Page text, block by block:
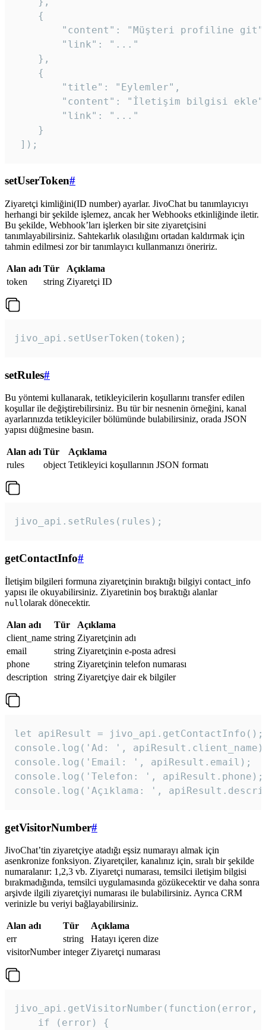
    {
"content": "Müşteri profiline
        "link": "..."
    },
    {
        "title": "Eylemler",
"content": "İletişim bilgisi
        "link": "..."
    }
]);
setUserToken#
Ziyaretçi kimliğini(ID number) ayarlar. JivoChat bu tanımlayıcıyı
herhangi bir şekilde işlemez, ancak her Webhooks etkinliğinde iletir.
Bu şekilde, Webhook’ları işlerken bir site ziyaretçisini
tanımlayabilirsiniz. Sahtekarlık olasılığını ortadan kaldırmak için
tahmin edilmesi zor bir tanımlayıcı kullanmanızı öneririz.
Alan adı Tür
Açıklama
token
string Ziyaretçi ID
jivo_api.setUserToken(token);
setRules#
Bu yöntemi kullanarak, tetikleyicilerin koşullarını transfer edilen
koşullar ile değiştirebilirsiniz. Bu tür bir nesnenin örneğini, kanal
ayarlarınızda tetikleyiciler bölümünde bulabilirsiniz, orada JSON
yapısı düğmesine basın.
Alan adı Tür
Açıklama
rules
object Tetikleyici koşullarının JSON formatı
jivo_api.setRules(rules);
getContactInfo#
İletişim bilgileri formuna ziyaretçinin bıraktığı bilgiyi contact_info
yapısı ile okuyabilirsiniz. Ziyaretinin boş bıraktığı alanlar
null olarak dönecektir.
Alan adı Tür
Açıklama
client_name string Ziyaretçinin adı
email
string Ziyaretçinin e-posta adresi
phone
string Ziyaretçinin telefon numarası
description
string Ziyaretçiye dair ek bilgiler
let apiResult = jivo_api.getContactInfo();
console.log('Ad: ',
console.log('Email: ', apiResult.email);
console.log('Telefon: ', apiResult.phone);
console.log('Açıklama: ',
getVisitorNumber#
JivoChat’tin ziyaretçiye atadığı eşsiz numarayı almak için
asenkronize fonksiyon. Ziyaretçiler, kanalınız için, sıralı bir şekilde
numaralanır: 1,2,3 vb. Ziyaretçi numarası, temsilci iletişim bilgisi
bırakmadığında, temsilci uygulamasında gözükecektir ve daha sonra
arşivde ilgili ziyaretçiyi numarası ile bulabilirsiniz. Ayrıca CRM
verinizle bu veriyi bağlayabilirsiniz.
Alan adı Tür
Açıklama
err
string
Hatayı içeren dize
visitorNumber integer Ziyaretçi numarası
jivo_api.getVisitorNumber(function(error,
    if (error) {